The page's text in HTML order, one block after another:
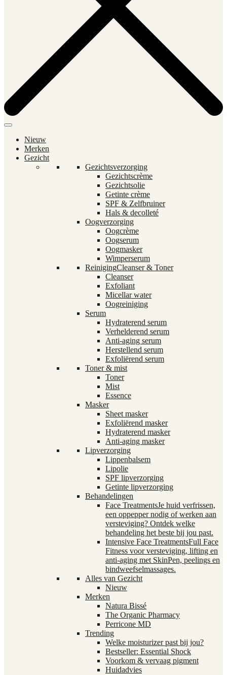
Nieuw
Merken
Gezicht
Gezichtsverzorging
Gezichtscrème
Gezichtsolie
Getinte crème
SPF & Zelfbruiner
Hals & decolleté
Oogverzorging
Oogcrème
Oogserum
Oogmasker
Wimperserum
ReinigingCleanser & Toner
Cleanser
Exfoliant
Micellar water
Oogreiniging
Serum
Hydraterend serum
Verhelderend serum
Anti-aging serum
Herstellend serum
Exfoliërend serum
Toner & mist
Toner
Mist
Essence
Masker
Sheet masker
Exfoliërend masker
Hydraterend masker
Anti-aging masker
Lipverzorging
Lippenbalsem
Lipolie
SPF lipverzorging
Getinte lipverzorging
Behandelingen
Face TreatmentsJe huid verfrissen,
een oppepper nodig of werken aan
versteviging? Ontdek welke
behandeling het beste bij jou past.
Intensive Face TreatmentsFull Face
Fitness voor versteviging, lifting en
anti-aging met SkinPen, peelings en
bindweefselmassages.
Alles van Gezicht
Nieuw
Merken
Natura Bissé
The Organic Pharmacy
Perricone MD
Trending
Welke moisturizer past bij jou?
Bestseller: Essential Shock
Voorkom & vervaag pigment
Huidadvies